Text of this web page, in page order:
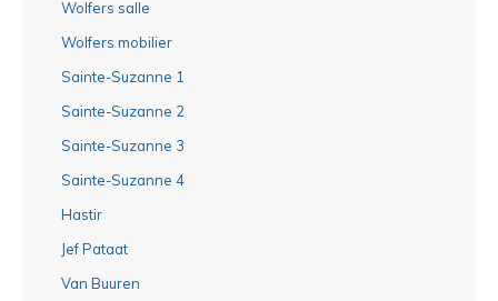
Wolfers salle
Wolfers mobilier
Sainte-Suzanne 1
Sainte-Suzanne 2
Sainte-Suzanne 3
Sainte-Suzanne 4
Hastir
Jef Pataat
Van Buuren